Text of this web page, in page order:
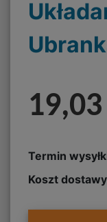
19,03
Termin
Koszt